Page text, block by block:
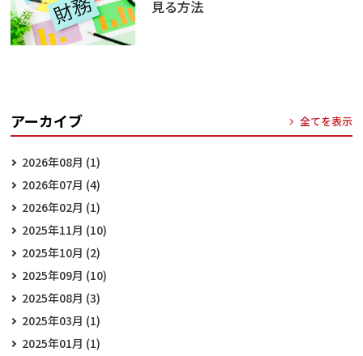
見る方法
アーカイブ
2026年08月 (1)
2026年07月 (4)
2026年02月 (1)
2025年11月 (10)
2025年10月 (2)
2025年09月 (10)
2025年08月 (3)
2025年03月 (1)
2025年01月 (1)
全てを表示